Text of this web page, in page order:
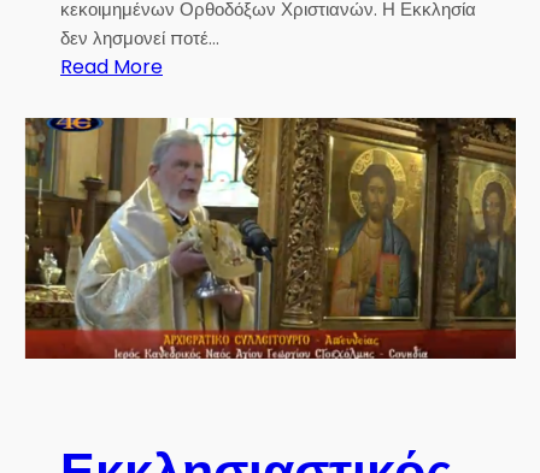
o
m
e
w
H
o
m
l
y
o
n
t
h
e
S
u
a
κεκοιμημένων Ορθοδόξων Χριστιανών. Η Εκκλησία
δεν λησμονεί ποτέ…
Read More:
ε
β
Μ
η
τ
ο
π